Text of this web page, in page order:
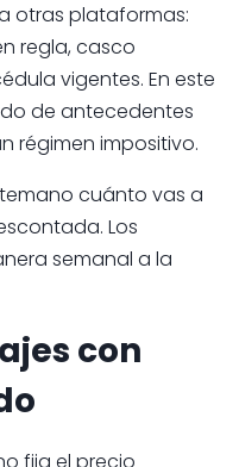
otras plataformas:
regla, casco
vigentes. En este
de antecedentes
régimen impositivo.
cuánto vas a
Los
semanal a la
con